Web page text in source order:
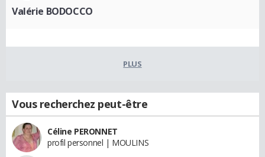
Valérie BODOCCO
PLUS
Vous recherchez peut-être
Céline PERONNET
profil personnel | MOULINS